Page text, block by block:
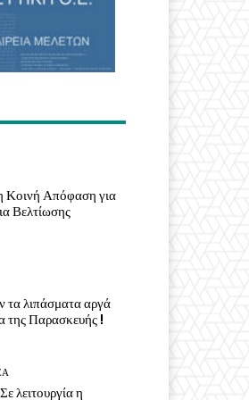
Κοινή Απόφαση για
Βελτίωσης
τα λιπάσματα αργά
της Παρασκευής !
λειτουργία η